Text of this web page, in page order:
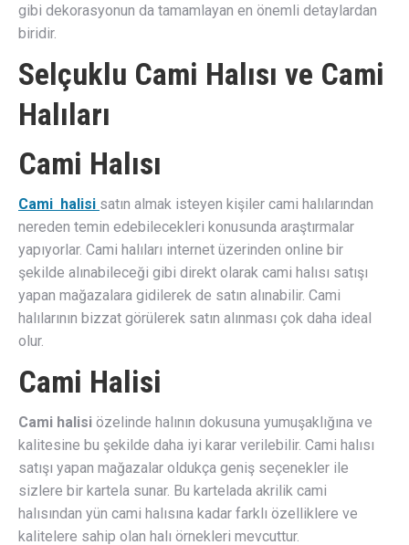
gibi dekorasyonun da tamamlayan en önemli detaylardan
biridir.
Selçuklu Cami Halısı ve Cami
Halıları
Cami Halısı
Cami halisi satın almak isteyen kişiler cami halılarından
nereden temin edebilecekleri konusunda araştırmalar
yapıyorlar. Cami halıları internet üzerinden online bir
şekilde alınabileceği gibi direkt olarak cami halısı satışı
yapan mağazalara gidilerek de satın alınabilir. Cami
halılarının bizzat görülerek satın alınması çok daha ideal
olur.
Cami Halisi
Cami halisi özelinde halının dokusuna yumuşaklığına ve
kalitesine bu şekilde daha iyi karar verilebilir. Cami halısı
satışı yapan mağazalar oldukça geniş seçenekler ile
sizlere bir kartela sunar. Bu kartelada akrilik cami
halısından yün cami halısına kadar farklı özelliklere ve
kalitelere sahip olan halı örnekleri mevcuttur.